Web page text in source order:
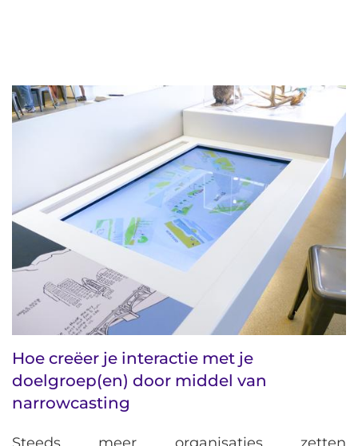
Hoe creëer je interactie met je
doelgroep(en) door middel van
narrowcasting